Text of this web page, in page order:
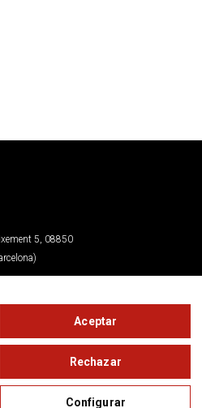
5, 08850
Configurar
Rechazar
Aceptar